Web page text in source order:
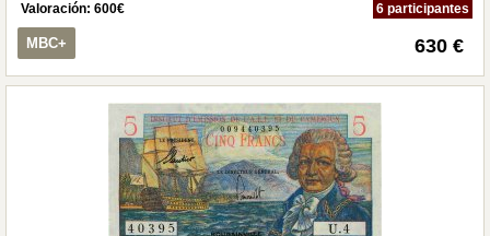
Valoración: 600€ 6 participantes
MBC+ 630 €